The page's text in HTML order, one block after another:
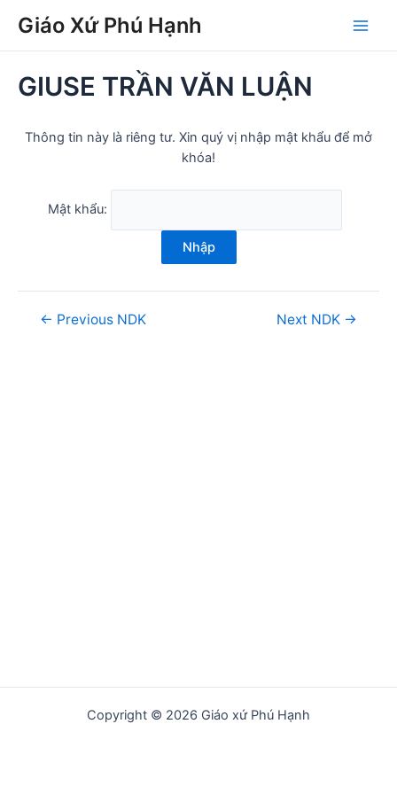
Giáo Xứ Phú Hạnh
Main
GIUSE TRẦN VĂN LUẬN
Thông tin này là riêng tư. Xin quý vị nhập mật khẩu để mở
khóa!
Mật khẩu:
Nhập
navigation
← Previous NDK Next NDK →
Copyright © 2026 Giáo xứ Phú Hạnh